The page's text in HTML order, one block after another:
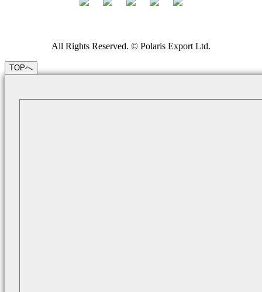
All Rights Reserved. © Polaris Export Ltd.
TOPへ